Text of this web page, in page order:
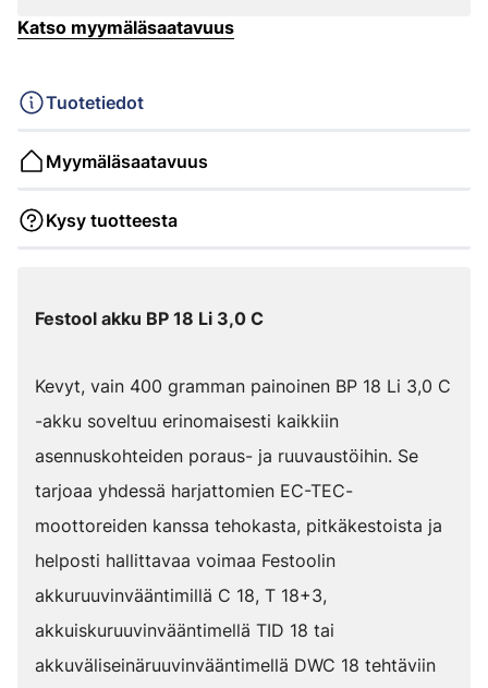
Katso myymäläsaatavuus
Tuotetiedot
Myymäläsaatavuus
Kysy tuotteesta
Festool akku BP 18 Li 3,0 C
Kevyt, vain 400 gramman painoinen BP 18 Li 3,0 C
-akku soveltuu erinomaisesti kaikkiin
asennuskohteiden poraus- ja ruuvaustöihin. Se
tarjoaa yhdessä harjattomien EC-TEC-
moottoreiden kanssa tehokasta, pitkäkestoista ja
helposti hallittavaa voimaa Festoolin
akkuruuvinvääntimillä C 18, T 18+3,
akkuiskuruuvinvääntimellä TID 18 tai
akkuväliseinäruuvinvääntimellä DWC 18 tehtäviin